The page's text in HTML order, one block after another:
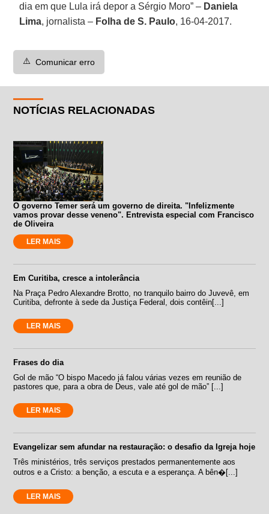
dia em que Lula irá depor a Sérgio Moro” – Daniela
Lima, jornalista – Folha de S. Paulo, 16-04-2017.
⚠️ Comunicar erro
NOTÍCIAS RELACIONADAS
O governo Temer será um governo de direita. "Infelizmente
vamos provar desse veneno". Entrevista especial com Francisco
de Oliveira
LER MAIS
Em Curitiba, cresce a intolerância
Na Praça Pedro Alexandre Brotto, no tranquilo bairro do Juvevê, em
Curitiba, defronte à sede da Justiça Federal, dois contêin[...]
LER MAIS
Frases do dia
Gol de mão “O bispo Macedo já falou várias vezes em reunião de
pastores que, para a obra de Deus, vale até gol de mão” [...]
LER MAIS
Evangelizar sem afundar na restauração: o desafio da Igreja hoje
Três ministérios, três serviços prestados permanentemente aos
outros e a Cristo: a benção, a escuta e a esperança. A bên�[...]
LER MAIS